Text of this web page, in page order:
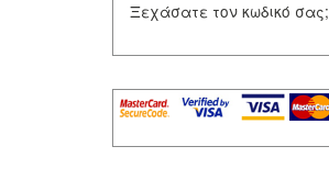
Ξεχάσατε τον κωδικό σας;